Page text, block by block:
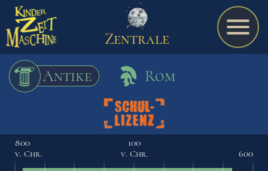
A bis Z
Zentrale
Antike Rom
800
v. Chr.
100
v. Chr.
600